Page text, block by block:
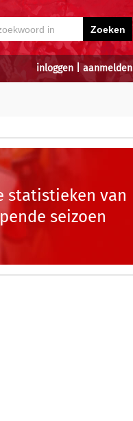
inloggen aanmelden
statistieken van
seizoen